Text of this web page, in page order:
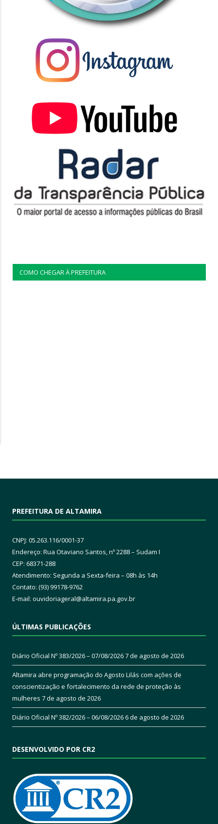
COMO CHEGAR À PREFEITURA
PREFEITURA DE ALTAMIRA
CNPJ: 05.263.116/0001-37
Endereço: Rua Otaviano Santos, nº 2288 – Sudam I
CEP: 68371-288
Atendimento: Segunda a Sexta-feira – 08h às 14h
Contato: (93) 99178-9762
E-mail: ouvidoriageral@altamira.pa.gov.br
ÚLTIMAS PUBLICAÇÕES
Diário Oficial Nº 383/2026 – 07/08/20267 de agosto de 2026
Altamira abre programação do Agosto Lilás com ações de
conscientização e fortalecimento da rede de proteção às
mulheres 7 de agosto de 2026
Diário Oficial Nº 382/2026 – 06/08/20266 de agosto de 2026
DESENVOLVIDO POR CR2